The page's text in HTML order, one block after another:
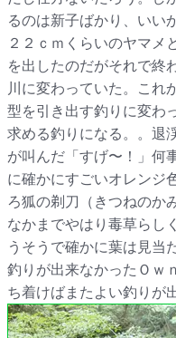
るのは新子ばかり、いい
２２ｃｍくらいのヤマメ
を出したのだがそれで終
川に変わっていた。これ
型を引き出す釣りに変わ
求める釣りになる。。退
が叫んだ「すげ〜！」何
に確かにすごいオレンジ
ろ狐の剃刀（きつねのか
なかまでやはり毒草らし
うそうで確かに葉は見当
釣りが出来なかったＯｗ
ち着けばまたよい釣りが